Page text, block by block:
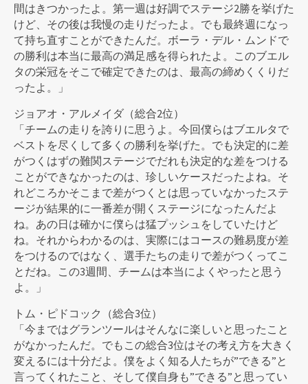
間はきつかったよ。第一週は好調でステージ2勝を挙げた
けど、その後は我慢の走りだったよ。でも最終週になっ
て持ち直すことができたんだ。ボーラ・デル・ムンドで
の勝利は本当に最高の満足感を得られたよ。このブエル
タの栄冠をそこで確定できたのは、最高の締めくくりだ
ったよ。」
ジョアオ・アルメイダ（総合2位）
「チームの走りを誇りに思うよ。今回僕らはブエルタで
ベストを尽くして多くの勝利を挙げた。でも決定的に差
がつくはずの難関ステージでだれも決定的な差をつける
ことができなかったのは、珍しいケースだったよね。そ
れどころかそこまで差がつくとは思っていなかったステ
ージが結果的に一番差が開くステージになったんだよ
ね。あの日は確かに僕らは猛プッシュをしていたけど
ね。それからわかるのは、実際にはコースの難易度が差
をつけるのではなく、選手たちの走りで差がつくってこ
とだね。この3週間、チームは本当によくやったと思う
よ。」
トム・ピドコック（総合3位）
「今まではグランツールはそんなに楽しいと思ったこと
がなかったんだ。でもこの総合3位はその考え方を大きく
変えるには十分だよ。僕をよく知る人たちが”できる”と
言ってくれたこと、そして僕自身も”できる”と思ってい